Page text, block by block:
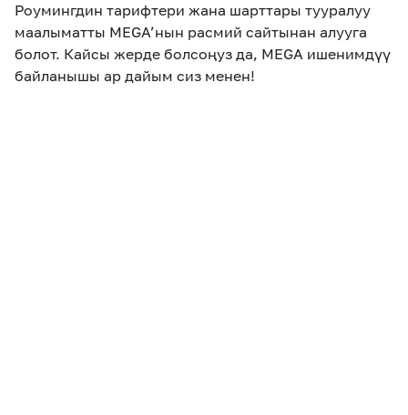
Роумингдин тарифтери жана шарттары тууралуу
маалыматты MEGA’нын расмий сайтынан алууга
болот. Кайсы жерде болсоңуз да, MEGA ишенимдүү
байланышы ар дайым сиз менен!